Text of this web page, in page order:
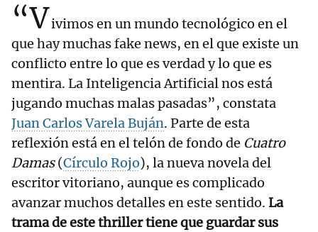
“Vivimos en un mundo tecnológico en el
que hay muchas fake news, en el que existe un
conflicto entre lo que es verdad y lo que es
mentira. La Inteligencia Artificial nos está
jugando muchas malas pasadas”, constata
Juan Carlos Varela Buján. Parte de esta
reflexión está en el telón de fondo de Cuatro
Damas(Círculo Rojo), la nueva novela del
escritor vitoriano, aunque es complicado
avanzar muchos detalles en este sentido. La
trama de este thriller tiene que guardar sus